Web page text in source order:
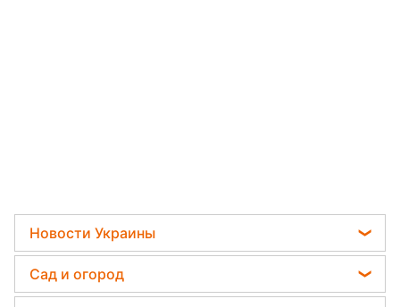
Новости Украины
Телеграм новости Украины
Пенсии в Украине
Сад и огород